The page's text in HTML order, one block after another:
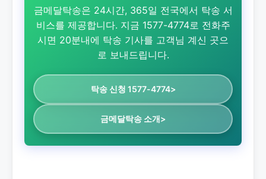
금메달탁송은 24시간, 365일 전국에서 탁송 서
비스를 제공합니다. 지금 1577-4774로 전화주
시면 20분내에 탁송 기사를 고객님 계신 곳으
로 보내드립니다.
탁송 신청 1577-4774>
금메달탁송 소개>